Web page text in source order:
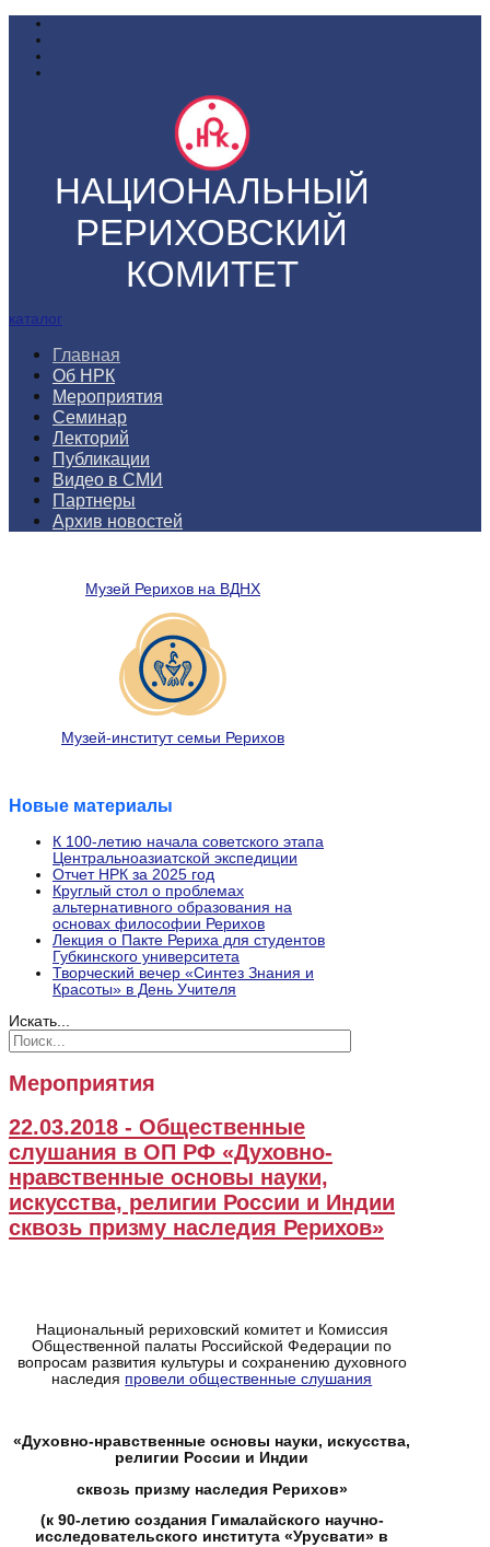
НАЦИОНАЛЬНЫЙ
РЕРИХОВСКИЙ
КОМИТЕТ
каталог
Главная
Об НРК
Мероприятия
Семинар
Лекторий
Публикации
Видео в СМИ
Партнеры
Архив новостей
Музей Рерихов на ВДНХ
Музей-институт семьи Рерихов
Новые материалы
К 100-летию начала советского этапа
Центральноазиатской экспедиции
Отчет НРК за 2025 год
Круглый стол о проблемах
альтернативного образования на
основах философии Рерихов
Лекция о Пакте Рериха для студентов
Губкинского университета
Творческий вечер «Синтез Знания и
Красоты» в День Учителя
Искать...
Мероприятия
22.03.2018 - Общественные
слушания в ОП РФ «Духовно-
нравственные основы науки,
искусства, религии России и Индии
сквозь призму наследия Рерихов»
Национальный рериховский комитет и Комиссия
Общественной палаты Российской Федерации по
вопросам развития культуры и сохранению духовного
наследия провели общественные слушания
«Духовно-нравственные основы науки, искусства,
религии России и Индии
сквозь призму наследия Рерихов»
(к 90-летию создания Гималайского научно-
исследовательского института «Урусвати» в